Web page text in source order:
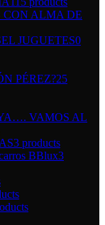
CON ALMA DE
JUGUETES0
PÉREZ?25
VAMOS AL
3 products
BBlux3